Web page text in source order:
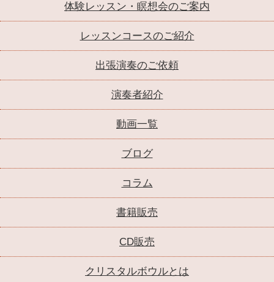
体験レッスン・瞑想会のご案内
レッスンコースのご紹介
出張演奏のご依頼
演奏者紹介
動画一覧
ブログ
コラム
書籍販売
CD販売
クリスタルボウルとは